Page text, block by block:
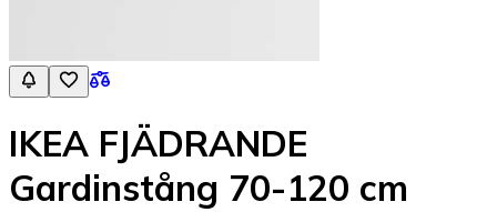
IKEA FJÄDRANDE
Gardinstång 70-120 cm